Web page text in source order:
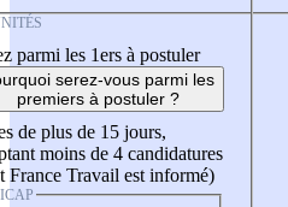
parmi les 1ers à postuler
serez-vous parmi les
premiers à postuler ?
de plus de 15 jours,
moins de 4 candidatures
France Travail est informé)